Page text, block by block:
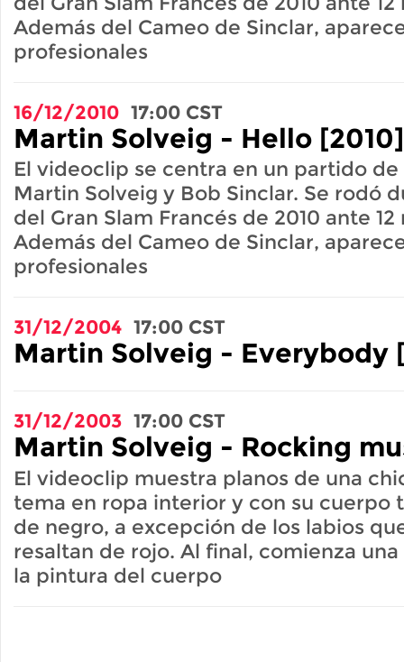
Además del Cameo de Sinclar,
profesionales
16/12/2010 17:00 CST
Martin Solveig - Hello [2010]
El videoclip se centra en un partido
Martin Solveig y Bob Sinclar. Se rodó
del Gran Slam Francés de 2010 ante
Además del Cameo de Sinclar,
profesionales
31/12/2004 17:00 CST
Martin Solveig - Everybody
31/12/2003 17:00 CST
Martin Solveig - Rocking
El videoclip muestra planos de una
tema en ropa interior y con su
de negro, a excepción de los labios
resaltan de rojo. Al final, comienza
la pintura del cuerpo